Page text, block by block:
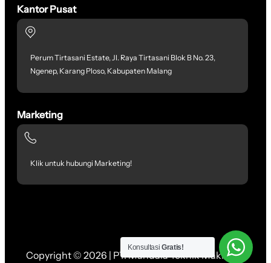
Kantor Pusat
Perum Tirtasani Estate, Jl. Raya Tirtasani Blok B No. 23,
Ngenep, Karang Ploso, Kabupaten Malang
Marketing
Klik untuk hubungi Marketing!
Copyright © 2026 | PT. Mandala Teknik Makmur
Konsultasi Gratis!